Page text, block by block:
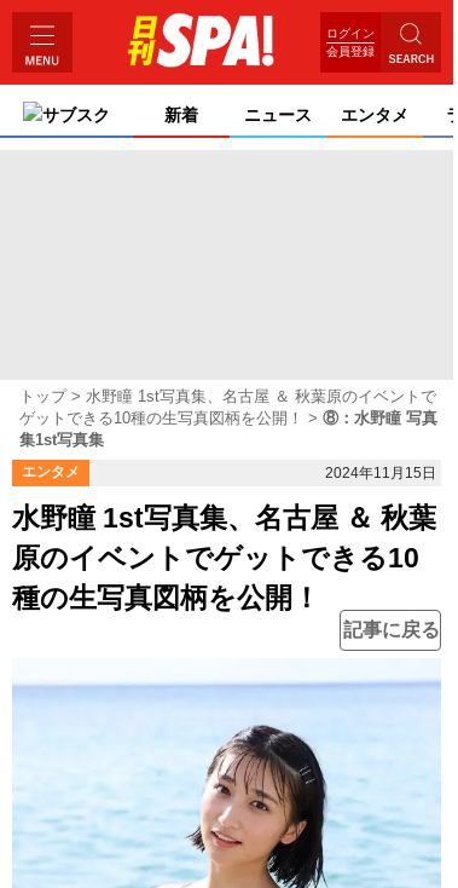
ログイン
会員登録
サブスク 新着 ニュース エンタメ
トップ
水野瞳 1st写真集、名古屋 ＆ 秋葉原のイベントで
ゲットできる10種の生写真図柄を公開！
⑧：水野瞳 写真
集1st写真集
エンタメ 2024年11月15日
水野瞳 1st写真集、名古屋 ＆ 秋葉
原のイベントでゲットできる10
種の生写真図柄を公開！
記事に戻る